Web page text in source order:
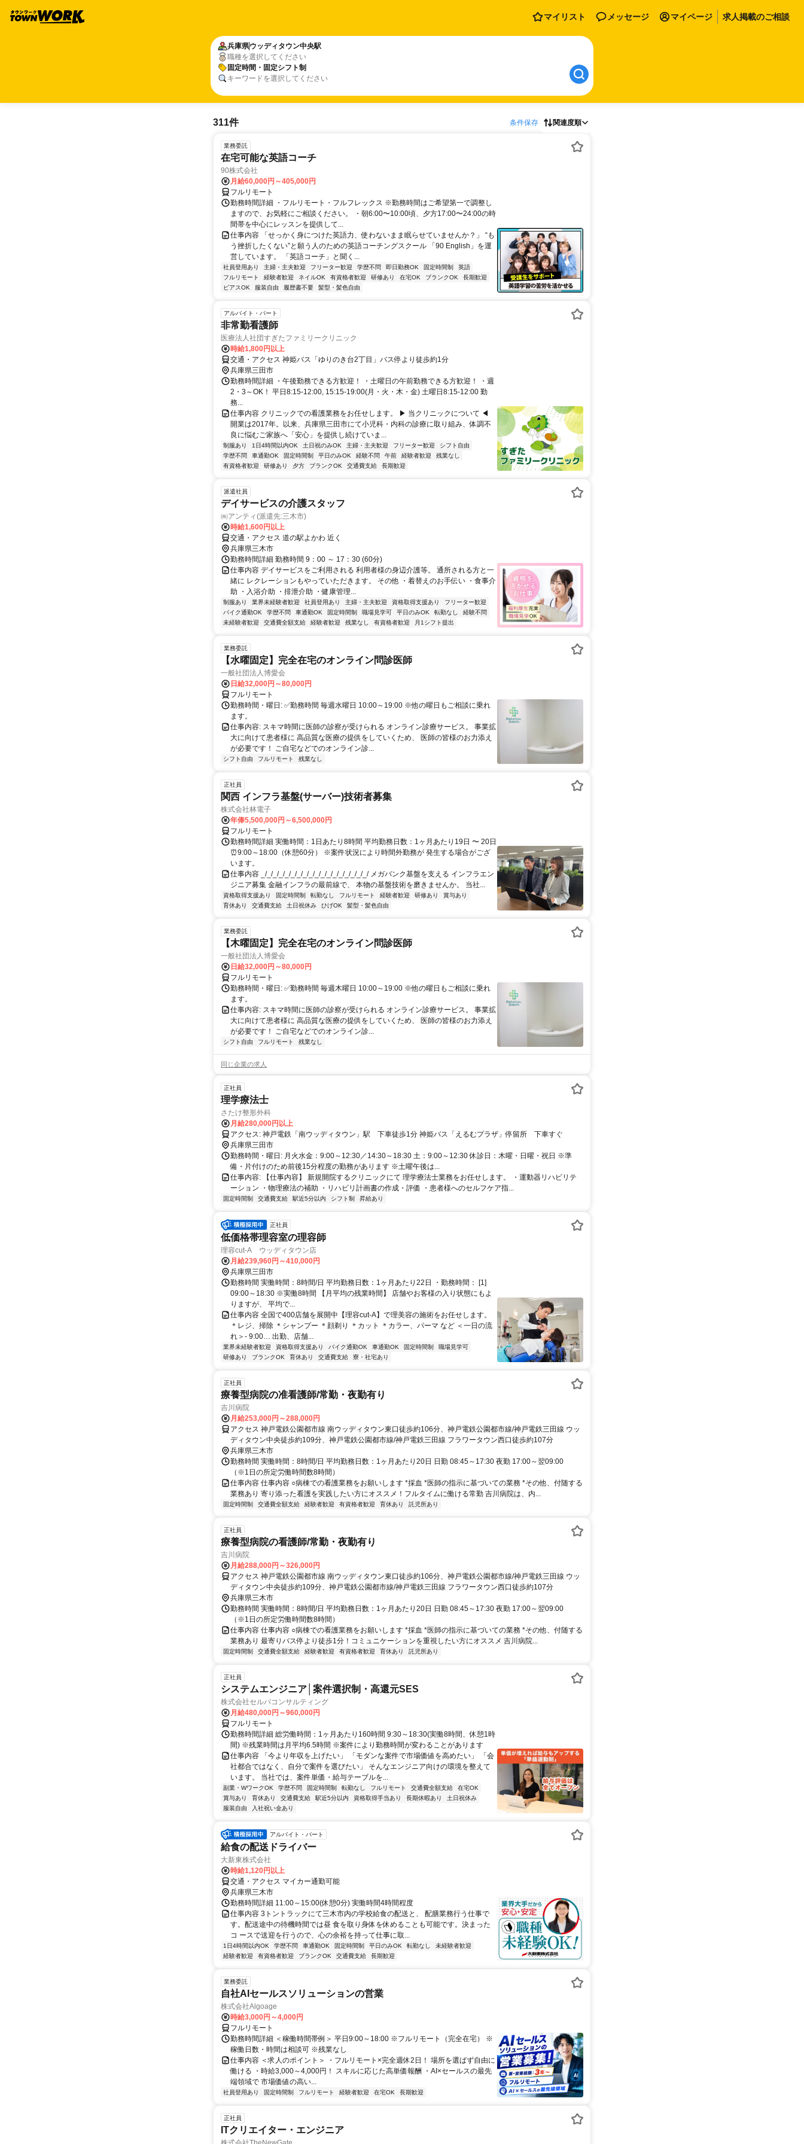
マイリスト メッセージ マイページ 求人掲載のご相談
兵庫県ウッディタウン中央駅
職種を選択してください
固定時間・固定シフト制
キーワードを選択してください
311件 条件保存 関連度順
業務委託
在宅可能な英語コーチ
90株式会社
月給60,000円～405,000円
フルリモート
勤務時間詳細 ・フルリモート・フルフレックス ※勤務時間はご希望第一で調整し
ますので、お気軽にご相談ください。 ・朝6:00〜10:00頃、夕方17:00〜24:00の時
間帯を中心にレッスンを提供して...
仕事内容 「せっかく身につけた英語力、使わないまま眠らせていませんか？」 “も
う挫折したくない”と願う人のための英語コーチングスクール 「90 English」を運
営しています。 「英語コーチ」と聞く...
社員登用あり 主婦・主夫歓迎 フリーター歓迎 学歴不問 即日勤務OK 固定時間制
英語
フルリモート
経験者歓迎 ネイルOK 有資格者歓迎 研修あり 在宅OK ブランクOK
長期歓迎
ピアスOK
服装自由 履歴書不要 髪型・髪色自由
アルバイト・パート
非常勤看護師
医療法人社団すぎたファミリークリニック
時給1,800円以上
交通・アクセス 神姫バス「ゆりのき台2丁目」バス停より徒歩約1分
兵庫県三田市
勤務時間詳細 ・午後勤務できる方歓迎！ ・土曜日の午前勤務できる方歓迎！ ・週
2・3～OK！ 平日8:15-12:00, 15:15-19:00(月・火・木・金) 土曜日8:15-12:00 勤
務...
仕事内容 クリニックでの看護業務をお任せします。 ▶ 当クリニックについて ◀
開業は2017年。以来、兵庫県三田市にて小児科・内科の診療に取り組み、体調不
良に悩むご家族へ「安心」を提供し続けていま...
制服あり 1日4時間以内OK 土日祝のみOK 主婦・主夫歓迎 フリーター歓迎
シフト自由
学歴不問
車通勤OK 固定時間制 平日のみOK 経験不問 午前 経験者歓迎
残業なし
有資格者歓迎
研修あり 夕方 ブランクOK 交通費支給 長期歓迎
派遣社員
デイサービスの介護スタッフ
㈱アンティ(派遣先:三木市)
時給1,600円以上
交通・アクセス 道の駅よかわ 近く
兵庫県三木市
勤務時間詳細 勤務時間 9：00 ～ 17：30 (60分)
仕事内容 デイサービスをご利用される 利用者様の身辺介護等。 通所される方と一
緒に レクレーションもやっていただきます。 その他 ・着替えのお手伝い ・食事介
助 ・入浴介助 ・排泄介助 ・健康管理...
制服あり 業界未経験者歓迎 社員登用あり 主婦・主夫歓迎 資格取得支援あり
フリーター歓迎
バイク通勤OK
学歴不問 車通勤OK 固定時間制 職場見学可 平日のみOK 転勤なし
経験不問
未経験者歓迎
交通費全額支給 経験者歓迎 残業なし 有資格者歓迎 月1シフト提出
業務委託
【水曜固定】完全在宅のオンライン問診医師
一般社団法人博愛会
日給32,000円～80,000円
フルリモート
勤務時間・曜日: ✅勤務時間 毎週水曜日 10:00～19:00 ※他の曜日もご相談に乗れ
ます。
仕事内容: スキマ時間に医師の診察が受けられる オンライン診療サービス。 事業拡
大に向けて患者様に 高品質な医療の提供をしていくため、 医師の皆様のお力添え
が必要です！ ご自宅などでのオンライン診...
シフト自由 フルリモート 残業なし
正社員
関西 インフラ基盤(サーバー)技術者募集
株式会社林電子
年俸5,500,000円～6,500,000円
フルリモート
勤務時間詳細 実働時間：1日あたり8時間 平均勤務日数：1ヶ月あたり19日 〜 20日
⏰9:00～18:00（休憩60分） ※案件状況により時間外勤務が 発生する場合がござ
います。
仕事内容 _/_/_/_/_/_/_/_/_/_/_/_/_/_/_/_/_/_/ メガバンク基盤を支える インフラエン
ジニア募集 金融インフラの最前線で、 本物の基盤技術を磨きませんか。 当社...
資格取得支援あり 固定時間制 転勤なし フルリモート 経験者歓迎 研修あり
賞与あり
育休あり
交通費支給 土日祝休み ひげOK 髪型・髪色自由
業務委託
【木曜固定】完全在宅のオンライン問診医師
一般社団法人博愛会
日給32,000円～80,000円
フルリモート
勤務時間・曜日: ✅勤務時間 毎週木曜日 10:00～19:00 ※他の曜日もご相談に乗れ
ます。
仕事内容: スキマ時間に医師の診察が受けられる オンライン診療サービス。 事業拡
大に向けて患者様に 高品質な医療の提供をしていくため、 医師の皆様のお力添え
が必要です！ ご自宅などでのオンライン診...
シフト自由 フルリモート 残業なし
同じ企業の求人
正社員
理学療法士
さたけ整形外科
月給280,000円以上
アクセス: 神戸電鉄「南ウッディタウン」駅 下車徒歩1分 神姫バス「えるむプラザ」停留所 下車すぐ
兵庫県三田市
勤務時間・曜日: 月火水金：9:00～12:30／14:30～18:30 土：9:00～12:30 休診日：木曜・日曜・祝日 ※準
備・片付けのため前後15分程度の勤務があります ※土曜午後は...
仕事内容: 【仕事内容】 新規開院するクリニックにて 理学療法士業務をお任せします。 ・運動器リハビリテ
ーション ・物理療法の補助 ・リハビリ計画書の作成・評価 ・患者様へのセルフケア指...
固定時間制 交通費支給 駅近5分以内 シフト制 昇給あり
正社員
低価格帯理容室の理容師
理容cut-A ウッディタウン店
月給239,960円～410,000円
兵庫県三田市
勤務時間 実働時間：8時間/日 平均勤務日数：1ヶ月あたり22日 ・勤務時間： [1]
09:00～18:30 ※実働8時間 【月平均の残業時間】 店舗やお客様の入り状態にもよ
りますが、 平均で...
仕事内容 全国で400店舗を展開中【理容cut-A】で理美容の施術をお任せします。
＊レジ、掃除 ＊シャンプー ＊顔剃り ＊カット ＊カラー、パーマ など ＜一日の流
れ＞- 9:00… 出勤、店舗...
業界未経験者歓迎 資格取得支援あり バイク通勤OK 車通勤OK 固定時間制
職場見学可
研修あり
ブランクOK 育休あり 交通費支給 寮・社宅あり
正社員
療養型病院の准看護師/常勤・夜勤有り
吉川病院
月給253,000円～288,000円
アクセス 神戸電鉄公園都市線 南ウッディタウン東口徒歩約106分、神戸電鉄公園都市線/神戸電鉄三田線 ウッ
ディタウン中央徒歩約109分、神戸電鉄公園都市線/神戸電鉄三田線 フラワータウン西口徒歩約107分
兵庫県三木市
勤務時間 実働時間：8時間/日 平均勤務日数：1ヶ月あたり20日 日勤 08:45～17:30 夜勤 17:00～翌09:00
（※1日の所定労働時間数8時間）
仕事内容 仕事内容 ○病棟での看護業務をお願いします *採血 *医師の指示に基づいての業務 *その他、付随する
業務あり 寄り添った看護を実践したい方にオススメ！フルタイムに働ける常勤 吉川病院は、内...
固定時間制 交通費全額支給 経験者歓迎 有資格者歓迎 育休あり 託児所あり
正社員
療養型病院の看護師/常勤・夜勤有り
吉川病院
月給288,000円～326,000円
アクセス 神戸電鉄公園都市線 南ウッディタウン東口徒歩約106分、神戸電鉄公園都市線/神戸電鉄三田線 ウッ
ディタウン中央徒歩約109分、神戸電鉄公園都市線/神戸電鉄三田線 フラワータウン西口徒歩約107分
兵庫県三木市
勤務時間 実働時間：8時間/日 平均勤務日数：1ヶ月あたり20日 日勤 08:45～17:30 夜勤 17:00～翌09:00
（※1日の所定労働時間数8時間）
仕事内容 仕事内容 ○病棟での看護業務をお願いします *採血 *医師の指示に基づいての業務 *その他、付随する
業務あり 最寄りバス停より徒歩1分！コミュニケーションを重視したい方にオススメ 吉川病院...
固定時間制 交通費全額支給 経験者歓迎 有資格者歓迎 育休あり 託児所あり
正社員
システムエンジニア│案件選択制・高還元SES
株式会社セルバコンサルティング
月給480,000円～960,000円
フルリモート
勤務時間詳細 総労働時間：1ヶ月あたり160時間 9:30～18:30(実働8時間、休憩1時
間) ※残業時間は月平均6.5時間 ※案件により勤務時間が変わることがあります
仕事内容 「今より年収を上げたい」 「モダンな案件で市場価値を高めたい」 「会
社都合ではなく、自分で案件を選びたい」 そんなエンジニア向けの環境を整えて
います。 当社では、案件単価・給与テーブルを...
副業・WワークOK 学歴不問 固定時間制 転勤なし フルリモート 交通費全額支給
在宅OK
賞与あり
育休あり 交通費支給 駅近5分以内 資格取得手当あり 長期休暇あり
土日祝休み
服装自由
入社祝い金あり
アルバイト・パート
給食の配送ドライバー
大新東株式会社
時給1,120円以上
交通・アクセス マイカー通勤可能
兵庫県三木市
勤務時間詳細 11:00～15:00(休憩0分) 実働時間4時間程度
仕事内容 3トントラックにて三木市内の学校給食の配送と、 配膳業務行う仕事で
す。配送途中の待機時間では昼 食を取り身体を休めることも可能です。決まった
コ ースで送迎を行うので、心の余裕を持って仕事に取...
1日4時間以内OK 学歴不問 車通勤OK 固定時間制 平日のみOK 転勤なし
未経験者歓迎
経験者歓迎
有資格者歓迎 ブランクOK 交通費支給 長期歓迎
業務委託
自社AIセールスソリューションの営業
株式会社Algoage
時給3,000円～4,000円
フルリモート
勤務時間詳細 ＜稼働時間帯例＞ 平日9:00～18:00 ※フルリモート（完全在宅） ※
稼働日数・時間は相談可 ※残業なし
仕事内容 ＜求人のポイント＞ ・フルリモート×完全週休2日！ 場所を選ばず自由に
働ける ・時給3,000～4,000円！ スキルに応じた高単価報酬 ・AI×セールスの最先
端領域で 市場価値の高い...
社員登用あり 固定時間制 フルリモート 経験者歓迎 在宅OK 長期歓迎
正社員
ITクリエイター・エンジニア